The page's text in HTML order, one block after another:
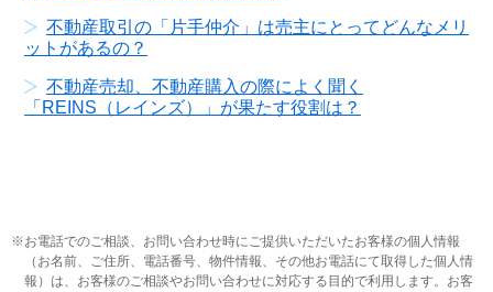
不動産取引の「片手仲介」は売主にとってどんなメリ
ットがあるの？
不動産売却、不動産購入の際によく聞く
「REINS（レインズ）」が果たす役割は？
お電話でのご相談、お問い合わせ時にご提供いただいたお客様の個人情報
（お名前、ご住所、電話番号、物件情報、その他お電話にて取得した個人情
報）は、お客様のご相談やお問い合わせに対応する目的で利用します。お客